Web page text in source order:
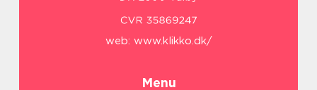
web: www.klikko.dk/
Menu